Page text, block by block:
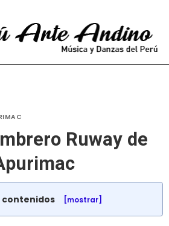
Ruway de
contenidos [mostrar]